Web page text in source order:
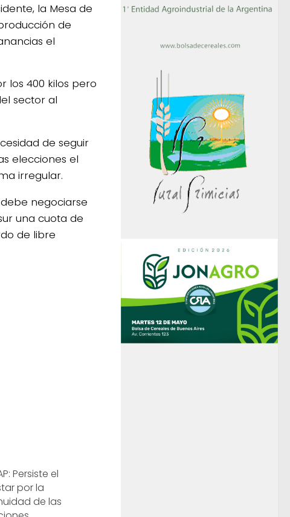
la Mesa de
de
el
los 400 kilos pero
sector al
de seguir
elecciones el
irregular.
negociarse
una cuota de
de libre
Persiste el
por la
de las